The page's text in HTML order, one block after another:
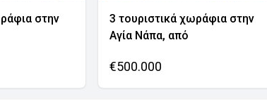
στην
3 τουριστικά χωράφια στην
Αγία Νάπα, από
€500.000